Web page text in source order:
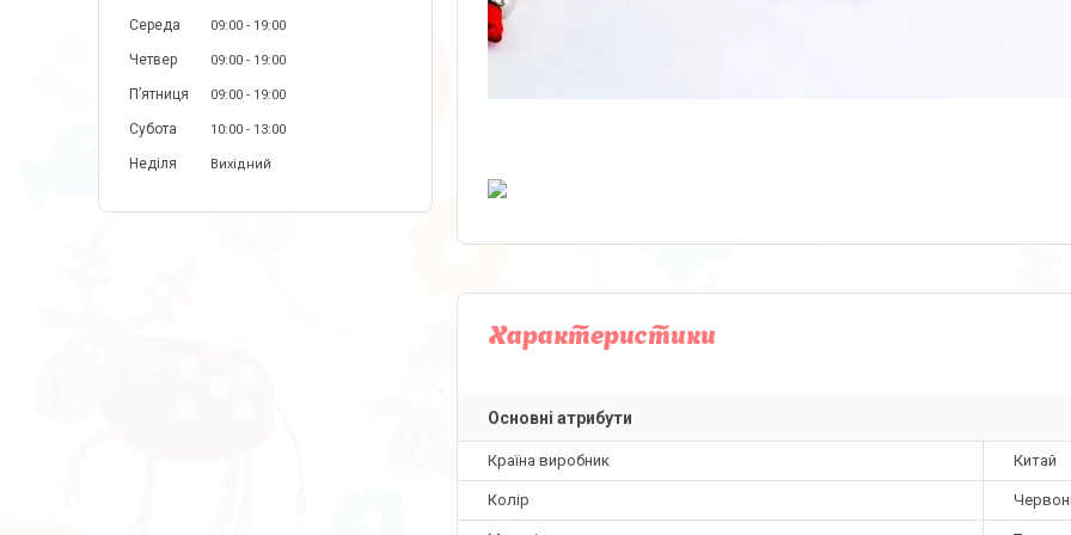
Характеристики
Основні атрибути
Країна виробник Китай
Колір
Середа 09:00 19:00
Четвер 09:00 19:00
Пʼятниця 09:00 19:00
Субота 10:00 13:00
Неділя Вихідний